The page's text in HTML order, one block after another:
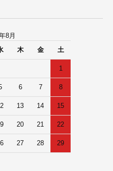
8月
木 金 土
1
6 7 8
13 14 15
20 21 22
27 28 29